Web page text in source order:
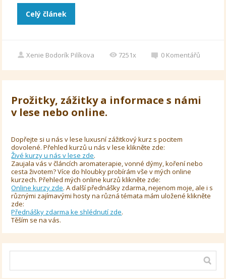
Celý článek
Xenie Bodorík Pilíkova 7251x 0 Komentářů
Prožitky, zážitky a informace s námi
v lese nebo online.
Dopřejte si u nás v lese luxusní zážitkový kurz s pocitem
dovolené. Přehled kurzů u nás v lese klikněte zde:
Živé kurzy u nás v lese zde.
Zaujala vás v článcích aromaterapie, vonné dýmy, koření nebo
cesta životem? Více do hloubky probírám vše v mých online
kurzech. Přehled mých online kurzů klikněte zde:
Online kurzy zde. A další přednášky zdarma, nejenom moje, ale i s
různými zajímavými hosty na různá témata mám uložené klikněte
zde:
Přednášky zdarma ke shlédnutí zde.
Těším se na vás.